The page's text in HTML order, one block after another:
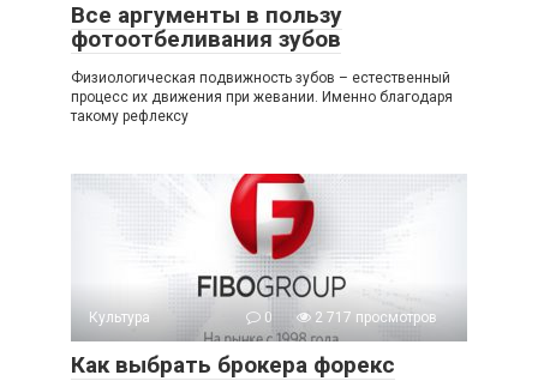
Все аргументы в пользу
фотоотбеливания зубов
Физиологическая подвижность зубов – естественный
процесс их движения при жевании. Именно благодаря
такому рефлексу
Культура 0 2 717 просмотров
Как выбрать брокера форекс